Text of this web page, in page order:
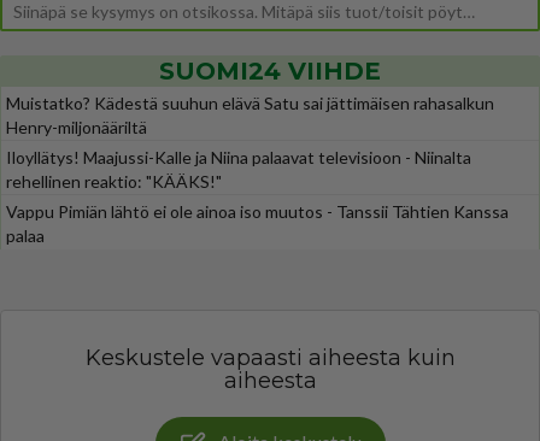
Siinäpä se kysymys on otsikossa. Mitäpä siis tuot/toisit pöytään parisuhteessa? Oletko mies vai nainen? Koetko sen mitä
SUOMI24 VIIHDE
Muistatko? Kädestä suuhun elävä Satu sai jättimäisen rahasalkun
Henry-miljonääriltä
Iloyllätys! Maajussi-Kalle ja Niina palaavat televisioon - Niinalta
rehellinen reaktio: "KÄÄKS!"
Vappu Pimiän lähtö ei ole ainoa iso muutos - Tanssii Tähtien Kanssa
palaa
Keskustele vapaasti aiheesta kuin
aiheesta